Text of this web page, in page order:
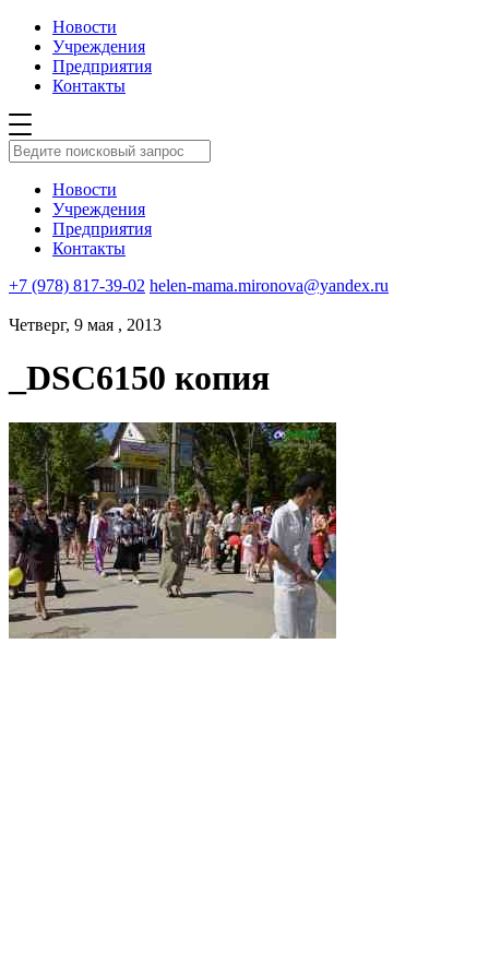
Новости
Учреждения
Предприятия
Контакты
Новости
Учреждения
Предприятия
Контакты
+7 (978) 817-39-02 helen-mama.mironova@yandex.ru
Четверг, 9 мая , 2013
_DSC6150 копия